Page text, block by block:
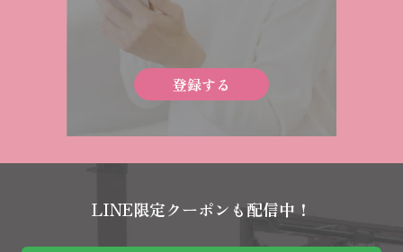
登録する
LINE限定クーポンも配信中！